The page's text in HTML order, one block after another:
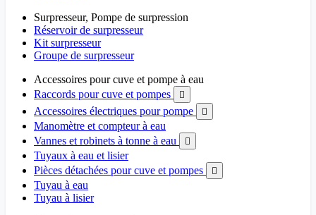
Surpresseur, Pompe de surpression
Réservoir de surpresseur
Kit surpresseur
Groupe de surpresseur
Accessoires pour cuve et pompe à eau
Raccords pour cuve et pompes

Accessoires électriques pour pompe 
Manomètre et compteur à eau
Vannes et robinets à tonne à eau

Tuyaux à eau et lisier
Pièces détachées pour cuve et pompes

Tuyau à eau
Tuyau à lisier